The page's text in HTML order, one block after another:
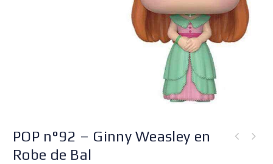
POP n°92 – Ginny Weasley en
Robe de Bal